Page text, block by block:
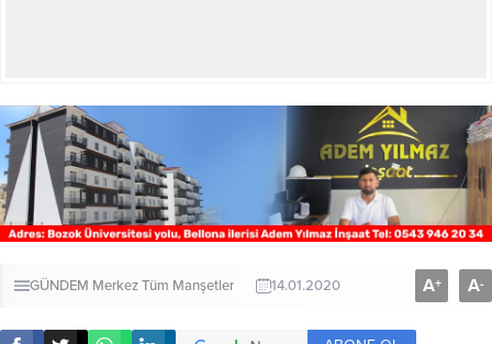
GÜNDEM MerkezTüm Manşetler 14.01.2020 A+ A-